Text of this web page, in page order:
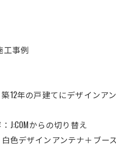
事例
12年の戸建てにデザインア
J:COMからの切り替え
色デザインアンテナ＋ブー